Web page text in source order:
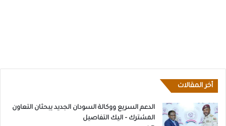
أخر المقالات
الدعم السريع ووكالة السودان الجديد يبحثان التعاون
المشترك – اليك التفاصيل